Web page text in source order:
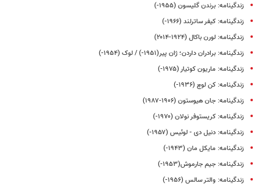
زندگینامه: برندن گلیسون (۱۹۵۵-)
زندگینامه: کیفر ساترلند (۱۹۶۶-)
زندگینامه: لورن باکال (۱۹۲۴-۲۰۱۴)
زندگینامه: برادران داردن؛ ژان پیر(۱۹۵۱-) / لوک (۱۹۵۴-)
زندگینامه: ماریون کوتیار (۱۹۷۵-)
زندگینامه: کن لوچ (۱۹۳۶-)
زندگینامه: جان هیوستون (۱۹۰۶-۱۹۸۷)
زندگینامه: کریستوفر نولان (۱۹۷۰-)
زندگینامه: دنیل دی - لوئیس (۱۹۵۷-)
زندگینامه: مایکل مان (۱۹۴۳-)
زندگینامه: جیم جارموش(۱۹۵۳-)
زندگینامه: والتر سالس (۱۹۵۶-)